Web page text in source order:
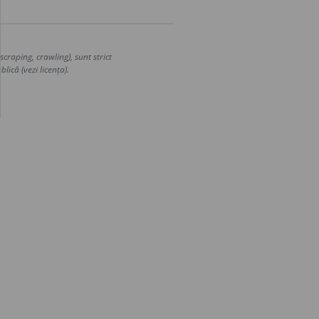
crawling), sunt strict
(vezi licența).